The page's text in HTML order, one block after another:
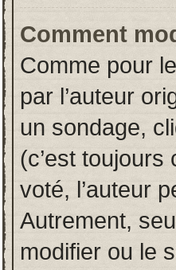
Comment
Comme pour
par l’auteur
un sondage,
(c’est
voté, l’auteur
Autrement,
modifier ou le